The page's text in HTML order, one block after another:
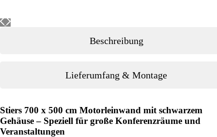
Beschreibung
Lieferumfang & Montage
Stiers 700 x 500 cm Motorleinwand mit schwarzem
Gehäuse – Speziell für große Konferenzräume und
Veranstaltungen